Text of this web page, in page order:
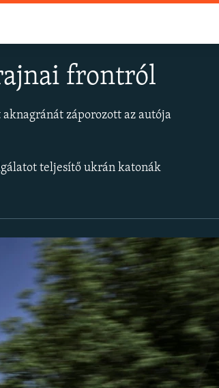
frontról
záporozott az autója
teljesítő ukrán katonák